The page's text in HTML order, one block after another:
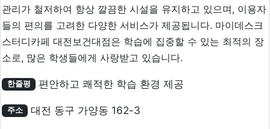
관리가 철저하여 항상 깔끔한 시설을 유지하고 있으며, 이용자
들의 편의를 고려한 다양한 서비스가 제공됩니다. 마이데스크
스터디카페 대전보건대점은 학습에 집중할 수 있는 최적의 장
소로, 많은 학생들에게 사랑받고 있습니다.
한줄평 편안하고 쾌적한 학습 환경 제공
주소 대전 동구 가양동 162-3